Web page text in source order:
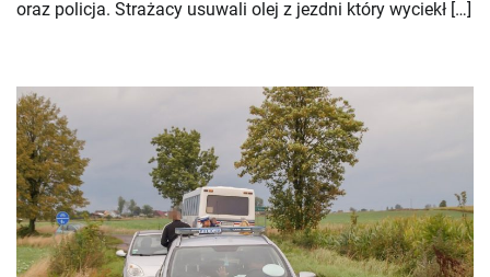
oraz policja. Strażacy usuwali olej z jezdni który wyciekł […]